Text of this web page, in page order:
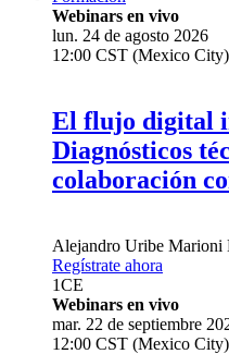
Webinars en vivo
lun. 24 de agosto 2026
12:00 CST (Mexico City)
El flujo digital
Diagnósticos
colaboración
Alejandro Uribe Marioni
Regístrate ahora
1CE
Webinars en vivo
mar. 22 de septiembre
12:00 CST (Mexico City)